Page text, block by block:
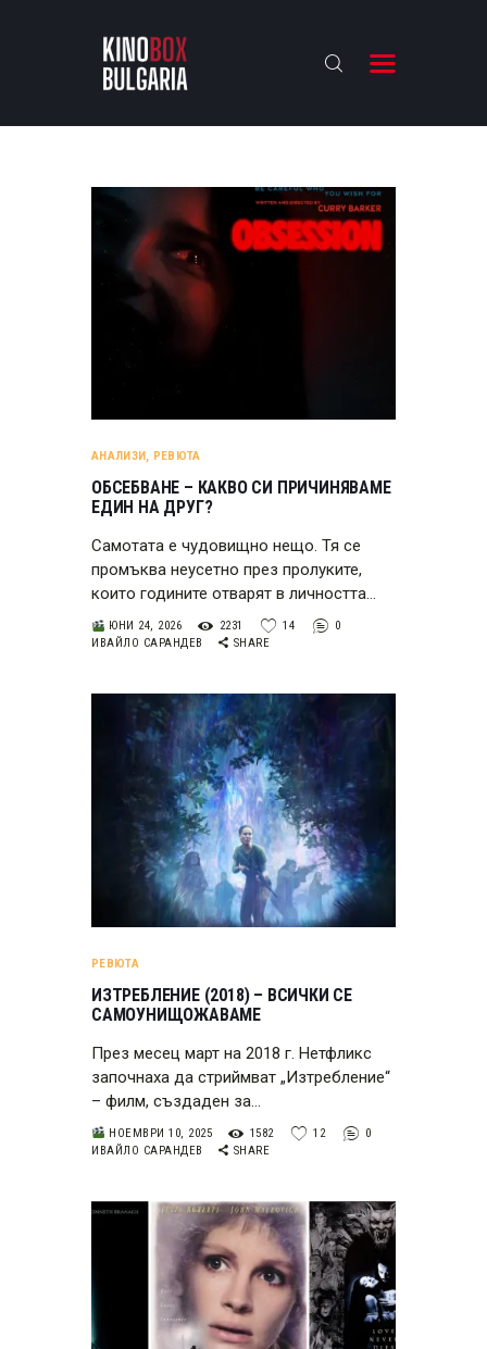
KINOBOX BULGARIA
АНАЛИЗИ
БАХТИ НАГРАДИТЕ
ИНТЕРВЮТА
АНАЛИЗИ , РЕВЮТА
ОБСЕБВАНЕ – КАКВО СИ ПРИЧИНЯВАМЕ
ЕДИН НА ДРУГ?
Самотата е чудовищно нещо. Тя се
промъква неусетно през пролуките,
които годините отварят в личността…
ЮНИ 24, 2026 2231 14
0
ИВАЙЛО САРАНДЕВ
SHARE
РЕВЮТА
ИЗТРЕБЛЕНИЕ (2018) – ВСИЧКИ СЕ
САМОУНИЩОЖАВАМЕ
През месец март на 2018 г. Нетфликс
започнаха да стриймват „Изтребление“
– филм, създаден за…
НОЕМВРИ 10, 2025 1582 12
0
ИВАЙЛО САРАНДЕВ
SHARE